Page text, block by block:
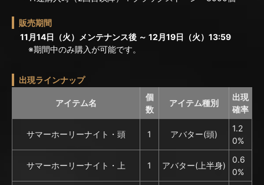
販売期間
11月14日（火）メンテナンス後 ～ 12月19日（火）13:59
※期間中のみ購入が可能です。
出現ラインナップ
アイテム名
個
数
アイテム種別
出現
確率
サマーホーリーナイト・頭 1 アバター(頭)
1.2
0%
サマーホーリーナイト・上 1 アバター(上半身)
0.6
0%